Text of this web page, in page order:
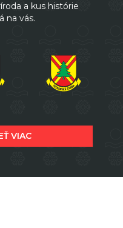
a kus histórie
na vás.
VIAC